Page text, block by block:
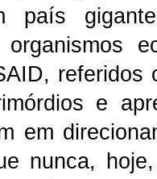
país
organismos
e
em
nunca,